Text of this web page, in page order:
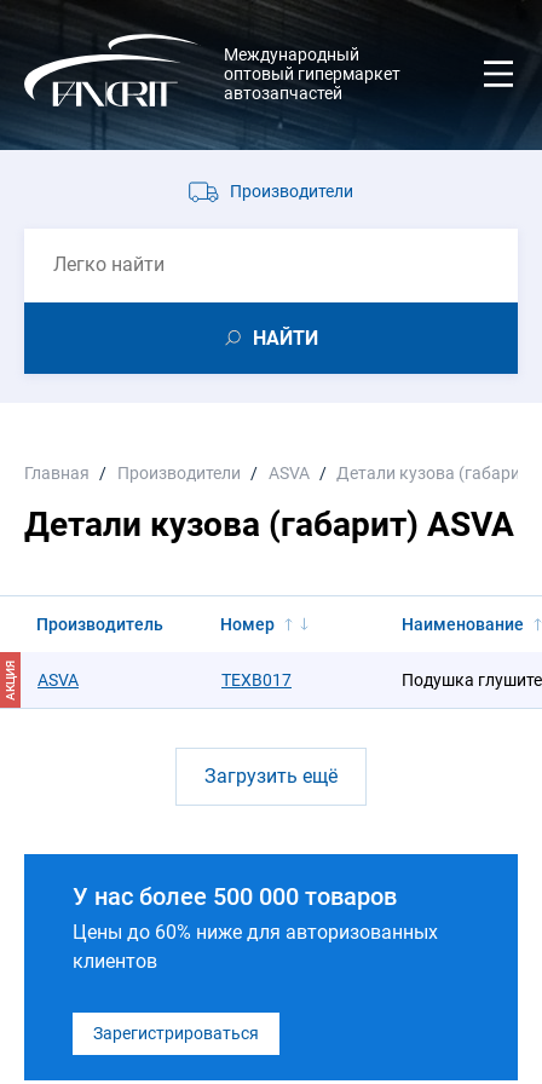
Международный
оптовый гипермаркет
автозапчастей
Производители
НАЙТИ
Главная Производители ASVA Детали кузова (габарит)
Детали кузова (габарит) ASVA
Производитель Номер Наименование
АКЦИЯ ASVA TEXB017 Подушка
Загрузить ещё
У нас более 500 000 товаров
Цены до 60% ниже для авторизованных
клиентов
Зарегистрироваться